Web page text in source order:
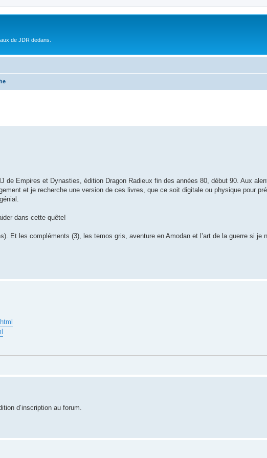
de JDR dedans.
de Empires et Dynasties, édition Dragon Radieux fin des années 80, début 90. Aux
et je recherche une version de ces livres, que ce soit digitale ou physique pour
dans cette quête!
Et les compléments (3), les temos gris, aventure en Amodan et l’art de la guerre si je
d’inscription au forum.